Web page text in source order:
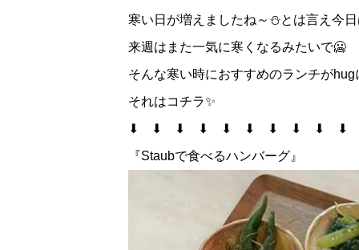
寒い日が増えましたね～⛄とは言え今
来週はまた一気に寒くなるみたいで🥶
そんな寒い時におすすめのランチが
それはコチラ✨
⬇ ⬇ ⬇ ⬇ ⬇ ⬇ ⬇ ⬇ ⬇
『Staubで食べるハンバーグ』